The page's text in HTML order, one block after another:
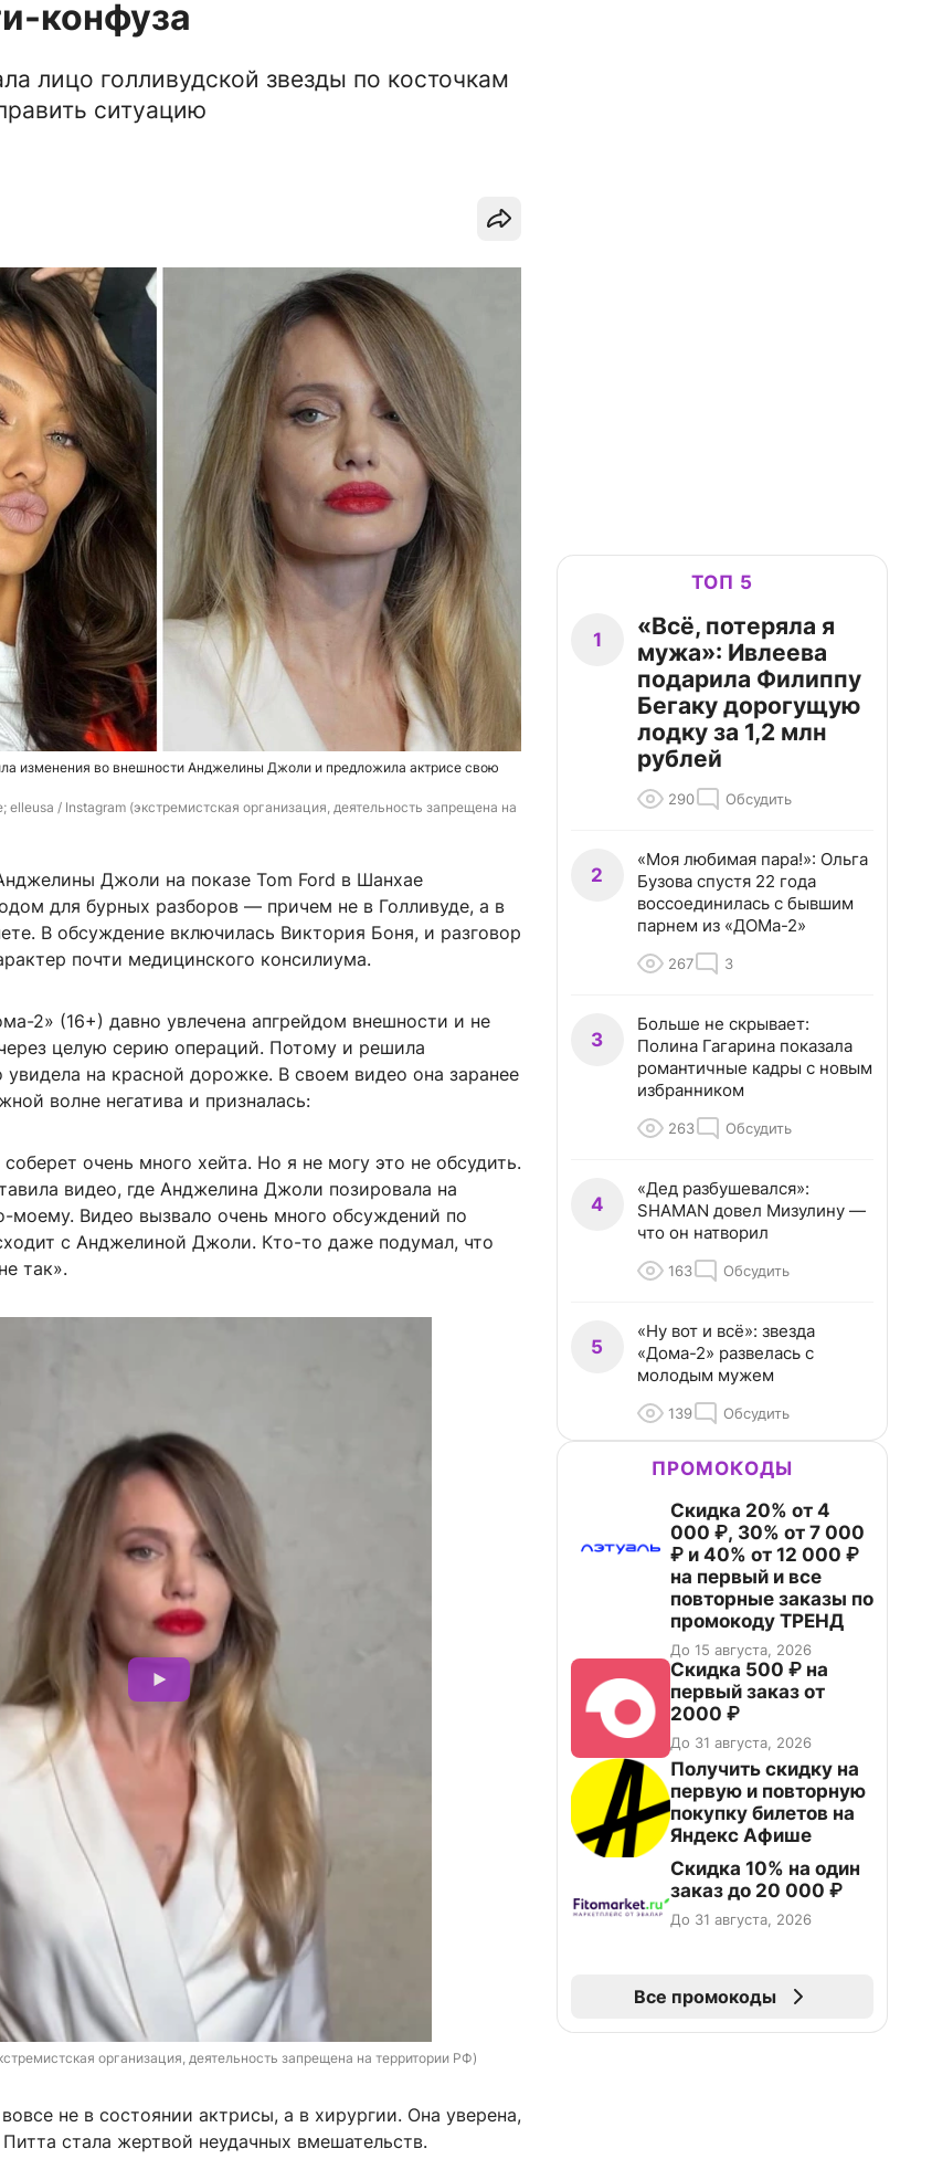
конфуза
лицо голливудской звезды по косточкам
ситуацию
изменения во внешности Анджелины Джоли и предложила актрисе свою
elleusa / Instagram (экстремистская организация, деятельность запрещена на
Джоли на показе Tom Ford в Шанхае
для бурных разборов — причем не в Голливуде, а в
В обсуждение включилась Виктория Боня, и разговор
почти медицинского консилиума.
2» (16+) давно увлечена апгрейдом внешности и не
целую серию операций. Потому и решила
увидела на красной дорожке. В своем видео она заранее
волне негатива и призналась:
очень много хейта. Но я не могу это не обсудить.
видео, где Анджелина Джоли позировала на
Видео вызвало очень много обсуждений по
с Анджелиной Джоли. Кто-то даже подумал, что
так».
организация, деятельность запрещена на территории РФ)
не в состоянии актрисы, а в хирургии. Она уверена,
стала жертвой неудачных вмешательств.
ТОП 5
1
«Всё, потеряла я
мужа»: Ивлеева
подарила Филиппу
Бегаку дорогущую
лодку за 1,2 млн
рублей
290 Обсудить
2
«Моя любимая пара!»: Ольга
Бузова спустя 22 года
воссоединилась с бывшим
парнем из «ДОМа-2»
267 3
3
Больше не скрывает:
Полина Гагарина показала
романтичные кадры с новым
избранником
263 Обсудить
4
«Дед разбушевался»:
SHAMAN довел Мизулину —
что он натворил
163 Обсудить
5
«Ну вот и всё»: звезда
«Дома-2» развелась с
молодым мужем
139 Обсудить
ПРОМОКОДЫ
Скидка 20% от 4
000 ₽, 30% от 7 000
₽ и 40% от 12 000 ₽
на первый и все
повторные заказы по
промокоду ТРЕНД
До 15 августа, 2026
Скидка 500 ₽ на
первый заказ от
2000 ₽
До 31 августа, 2026
Получить скидку на
первую и повторную
покупку билетов на
Яндекс Афише
Скидка 10% на один
заказ до 20 000 ₽
До 31 августа, 2026
Все промокоды